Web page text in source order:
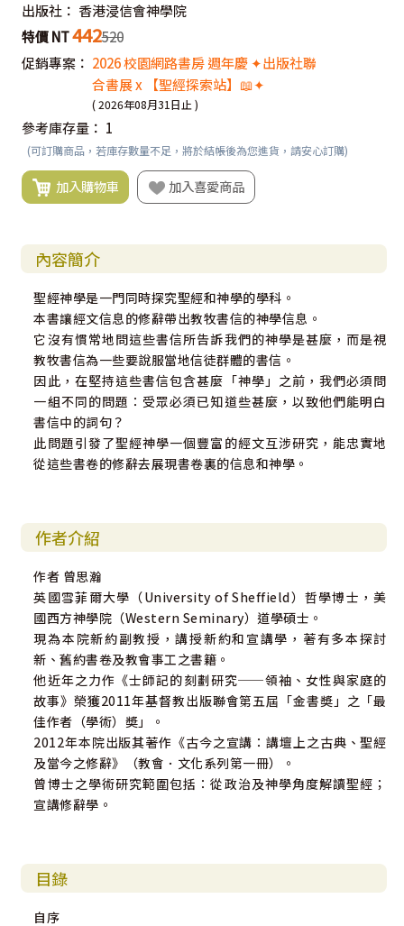
出版社： 香港浸信會神學院
特價 NT442520
促銷專案： 2026 校園網路書房 週年慶 ✦出版社聯
合書展 x 【聖經探索站】📖✦
( 2026年08月31日止 )
參考庫存量： 1
(可訂購商品，若庫存數量不足，將於結帳後為您進貨，請安心訂購)
加入購物車 加入喜愛商品
內容簡介
聖經神學是一門同時探究聖經和神學的學科。
本書讓經文信息的修辭帶出教牧書信的神學信息。
它沒有慣常地問這些書信所告訴我們的神學是甚麼，而是視
教牧書信為一些要說服當地信徒群體的書信。
因此，在堅持這些書信包含甚麼「神學」之前，我們必須問
一組不同的問題：受眾必須已知道些甚麼，以致他們能明白
書信中的詞句？
此問題引發了聖經神學一個豐富的經文互涉研究，能忠實地
從這些書卷的修辭去展現書卷裏的信息和神學。
作者介紹
作者 曾思瀚
英國雪菲爾大學（University of Sheffield）哲學博士，美
國西方神學院（Western Seminary）道學碩士。
現為本院新約副教授，講授新約和宣講學，著有多本探討
新、舊約書卷及教會事工之書籍。
他近年之力作《士師記的刻劃研究──領袖、女性與家庭的
故事》榮獲2011年基督教出版聯會第五屆「金書奬」之「最
佳作者（學術）奬」。
2012年本院出版其著作《古今之宣講：講壇上之古典、聖經
及當今之修辭》（教會．文化系列第一冊）。
曾博士之學術研究範圍包括：從政治及神學角度解讀聖經；
宣講修辭學。
目錄
自序